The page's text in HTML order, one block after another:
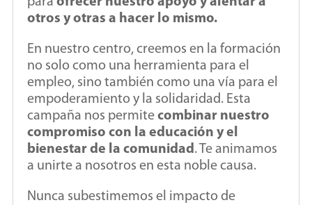
otros y otras a hacer lo mismo.
En nuestro centro, creemos en la formación
no solo como una herramienta para el
empleo, sino también como una vía para el
empoderamiento y la solidaridad. Esta
campaña nos permite combinar nuestro
compromiso con la educación y el
bienestar de la comunidad. Te animamos
a unirte a nosotros en esta noble causa.
Nunca subestimemos el impacto de